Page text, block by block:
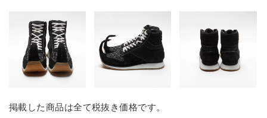
掲載した商品は全て税抜き価格です。